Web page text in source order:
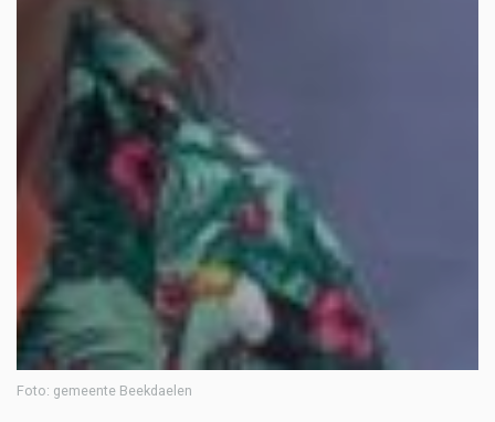
Foto: gemeente Beekdaelen